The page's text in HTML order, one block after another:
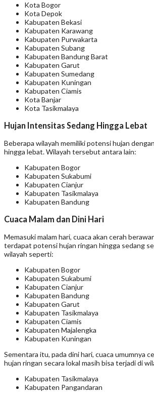
Kota Bogor
Kota Depok
Kabupaten Bekasi
Kabupaten Karawang
Kabupaten Purwakarta
Kabupaten Subang
Kabupaten Bandung Barat
Kabupaten Garut
Kabupaten Sumedang
Kabupaten Kuningan
Kabupaten Ciamis
Kota Banjar
Kota Tasikmalaya
Hujan Intensitas Sedang Hingga Lebat
Beberapa wilayah memiliki potensi hujan
hingga lebat. Wilayah tersebut antara lain:
Kabupaten Bogor
Kabupaten Sukabumi
Kabupaten Cianjur
Kabupaten Tasikmalaya
Kabupaten Bandung
Cuaca Malam dan Dini Hari
Memasuki malam hari, cuaca akan cerah
terdapat potensi hujan ringan hingga sedang
wilayah seperti:
Kabupaten Bogor
Kabupaten Sukabumi
Kabupaten Cianjur
Kabupaten Bandung
Kabupaten Garut
Kabupaten Tasikmalaya
Kabupaten Ciamis
Kabupaten Majalengka
Kabupaten Kuningan
Sementara itu, pada dini hari, cuaca umumnya
hujan ringan secara lokal masih bisa terjadi di
Kabupaten Tasikmalaya
Kabupaten Pangandaran